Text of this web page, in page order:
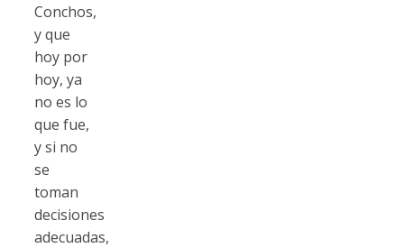
Conchos,
y que
hoy por
hoy, ya
no es lo
que fue,
y si no
se
toman
decisiones
adecuadas,